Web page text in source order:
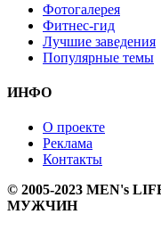
Фотогалерея
Фитнес-гид
Лучшие заведения
Популярные темы
ИНФО
О проекте
Реклама
Контакты
© 2005-2023 MEN's
МУЖЧИН